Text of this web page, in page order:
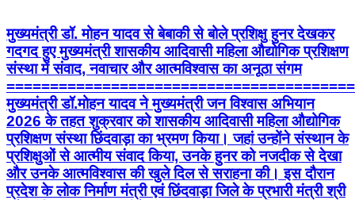
मुख्यमंत्री डॉ. मोहन यादव से बेबाकी से बोले प्रशिक्षु हुनर देखकर
गदगद हुए मुख्यमंत्री शासकीय आदिवासी महिला औद्योगिक प्रशिक्षण
संस्था में संवाद, नवाचार और आत्मविश्वास का अनूठा संगम
मुख्यमंत्री डॉ.मोहन यादव ने मुख्यमंत्री जन विश्वास अभियान
2026 के तहत शुक्रवार को शासकीय आदिवासी महिला औद्योगिक
प्रशिक्षण संस्था छिंदवाड़ा का भ्रमण किया। जहां उन्होंने संस्थान के
प्रशिक्षुओं से आत्मीय संवाद किया, उनके हुनर को नजदीक से देखा
और उनके आत्मविश्वास की खुले दिल से सराहना की। इस दौरान
प्रदेश के लोक निर्माण मंत्री एवं छिंदवाड़ा जिले के प्रभारी मंत्री श्री